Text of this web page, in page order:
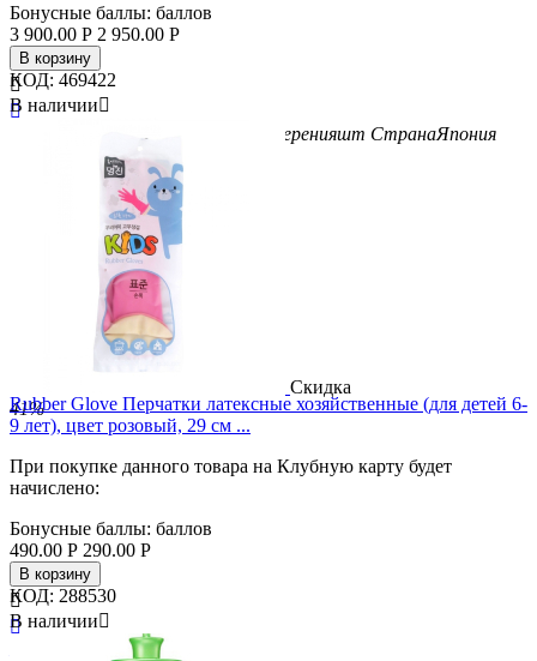
Бонусные баллы: баллов
3 900.00 Р 2 950.00 Р
В корзину


Вес/Объем/Кол-во
Единица измеренияшт СтранаЯпония
КОД: 469422
В наличии
Скидка
41%
Rubber Glove Перчатки латексные хозяйственные (для детей 6-
9 лет), цвет розовый, 29 см ...
При покупке данного товара на Клубную карту будет
начислено:
Бонусные баллы: баллов
490.00 Р 290.00 Р
В корзину


Home MJ Страна
КОД: 288530
В наличии